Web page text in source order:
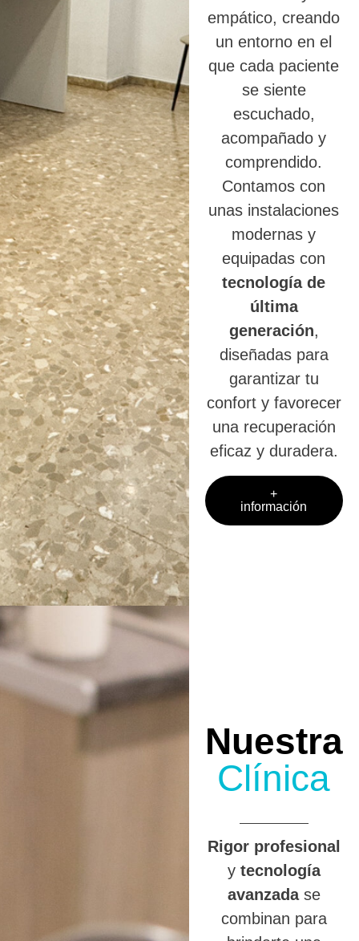
empático, creando
un entorno en el
que cada paciente
se siente
escuchado,
acompañado y
comprendido.
Contamos con
unas instalaciones
modernas y
equipadas con
tecnología de
última
generación,
diseñadas para
garantizar tu
confort y favorecer
una recuperación
eficaz y duradera.
+
información
Nuestra
Clínica
Rigor profesional
y tecnología
avanzadase
combinan para